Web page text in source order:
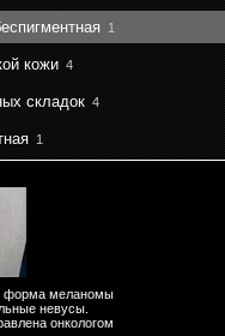
1
кожи4
складок4
1
форма меланомы
невусы.
онкологом